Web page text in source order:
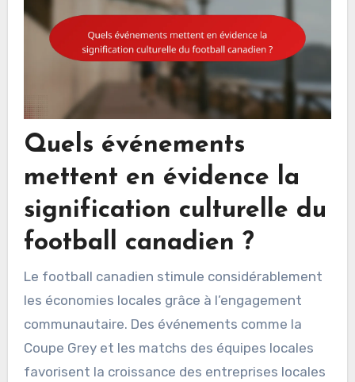
Quels événements
mettent en évidence la
signification culturelle du
football canadien ?
Le football canadien stimule considérablement
les économies locales grâce à l’engagement
communautaire. Des événements comme la
Coupe Grey et les matchs des équipes locales
favorisent la croissance des entreprises locales